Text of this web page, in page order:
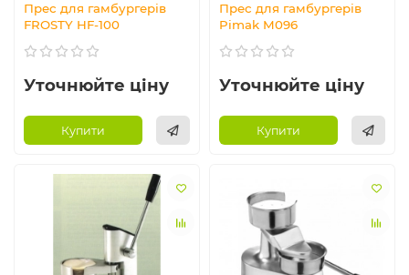
Прес для гамбургерів
FROSTY HF-100
Уточнюйте ціну
Купити
Прес для гамбургерів
Pimak M096
Уточнюйте ціну
Купити